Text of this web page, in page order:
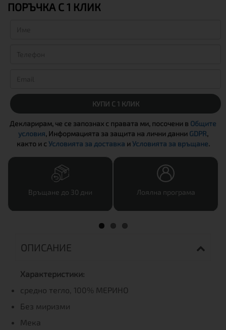
ПОРЪЧКА С 1 КЛИК
КУПИ С 1 КЛИК
Декларирам, че се запознах с правата ми, посочени в Общите
условия, Информацията за защита на лични данни GDPR,
както и сУсловията за доставка иУсловията за връщане.
Връщане до 30 дни Лоялна програма
ОПИСАНИЕ
Характеристики:
средно тегло, 100% МЕРИНО
Без миризми
Мека